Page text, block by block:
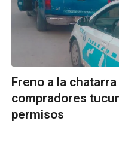
Freno a la
compradores
permisos